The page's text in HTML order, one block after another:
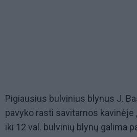
Pigiausius bulvinius blynus J.
pavyko rasti savitarnos kavinėje
iki 12 val. bulvinių blynų galima